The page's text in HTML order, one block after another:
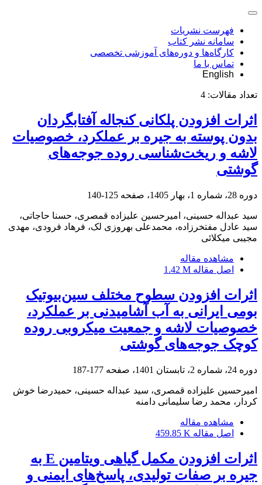
فهرست نشریات
سامانه نشر کتاب
کارگاه‌ها و دوره‌های آموزشی تخصصی
تماس با ما
English
تعداد مقالات: 4
اثرات افزودن پلکانی کنجاله آفتابگردان
بدون پوسته به جیره بر عملکرد، خصوصیات
لاشه و ریخت‌شناسی روده جوجه‌های
گوشتی
دوره 28، شماره 1، بهار 1405، صفحه 125-140
سید عبداله حسینی، امیرحسین علیزاده قمصری، حسنا حاجاتی،
سید عادل مفتخرزاده، محمدعلی بهروزی لک، فرهاد فرودی، مهدی
مجیبی میکلائی
مشاهده مقاله
اصل مقاله 1.42 M
اثرات افزودن سطوح مختلف سین‌بیوتیک
بومی ایرانی به آب آشامیدنی بر عملکرد،
خصوصیات لاشه و جمعیت میکروبی روده
کوچک جوجه‌های گوشتی
دوره 24، شماره 2، تابستان 1401، صفحه 177-187
امیرحسین علیزاده قمصری، سید عبداله حسینی، حمیدرضا خوش
کردار، محمد رضا سلیمانی دامنه
مشاهده مقاله
اصل مقاله 459.85 K
اثرات افزودن مکمل گیاهی ویتامین E به
جیره بر صفات تولیدی، پاسخ‌های ایمنی و